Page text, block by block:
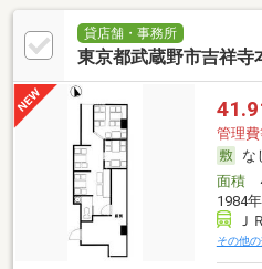
貸店舗・事務所
東京都武蔵野市吉祥寺
管理
な
面積
1984
Ｊ
その他